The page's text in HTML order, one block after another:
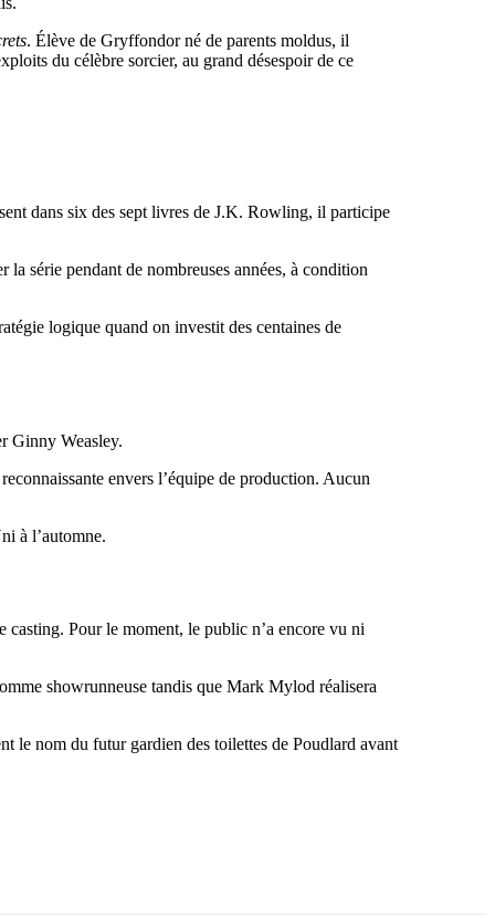
. Élève de Gryffondor né de parents moldus, il
du célèbre sorcier, au grand désespoir de ce
dans six des sept livres de J.K. Rowling, il participe
série pendant de nombreuses années, à condition
logique quand on investit des centaines de
Ginny Weasley.
envers l’équipe de production. Aucun
à l’automne.
casting. Pour le moment, le public n’a encore vu ni
showrunneuse tandis que Mark Mylod réalisera
le nom du futur gardien des toilettes de Poudlard avant